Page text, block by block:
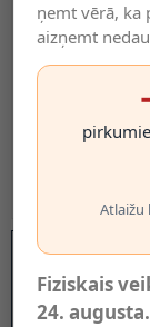
ņemt vērā, ka
aizņemt
Atlaižu
Fiziskais
24. augusta.